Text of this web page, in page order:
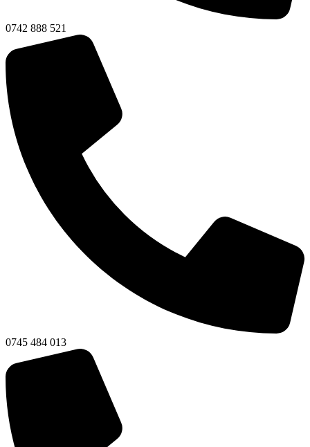
0742 888 521
0745 484 013